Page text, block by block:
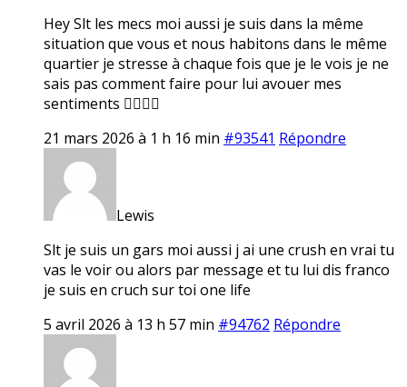
Hey Slt les mecs moi aussi je suis dans la même
situation que vous et nous habitons dans le même
quartier je stresse à chaque fois que je le vois je ne
sais pas comment faire pour lui avouer mes
sentiments 🤷‍♀️🤷‍♀️
21 mars 2026 à 1 h 16 min #93541 Répondre
Lewis
Slt je suis un gars moi aussi j ai une crush en vrai tu
vas le voir ou alors par message et tu lui dis franco
je suis en cruch sur toi one life
5 avril 2026 à 13 h 57 min #94762 Répondre